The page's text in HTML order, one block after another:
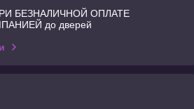
БЕЗНАЛИЧНОЙ ОПЛАТЕ
до дверей